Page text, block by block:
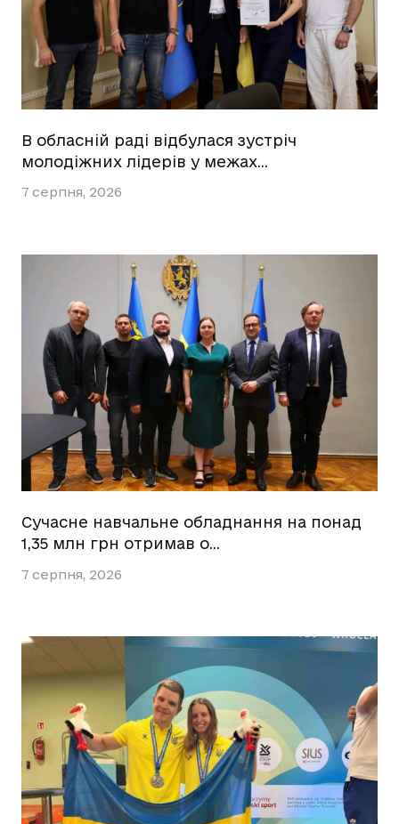
В обласній раді відбулася зустріч
молодіжних лідерів у межах…
7 серпня, 2026
Сучасне навчальне обладнання на понад
1,35 млн грн отримав о…
7 серпня, 2026